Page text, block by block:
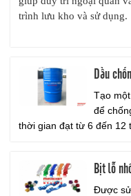
trình lưu kho và sử dụng.
Dầu
Tạo
để
thời gian đạt từ 6 đến 12
Bịt lỗ
Được